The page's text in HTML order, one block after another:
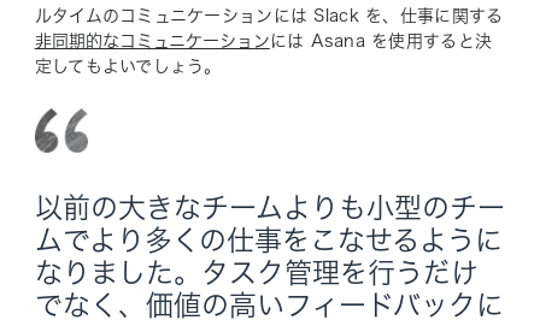
ルタイムのコミュニケーションには Slack を、仕事に関する
非同期的なコミュニケーション には Asana を使用すると決
定してもよいでしょう。
以前の大きなチームよりも小型のチー
ムでより多くの仕事をこなせるように
なりました。タスク管理を行うだけ
でなく、価値の高いフィードバックに